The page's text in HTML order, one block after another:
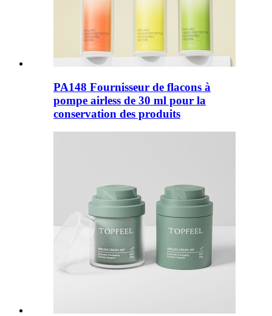
PA148 Fournisseur de flacons à
pompe airless de 30 ml pour la
conservation des produits